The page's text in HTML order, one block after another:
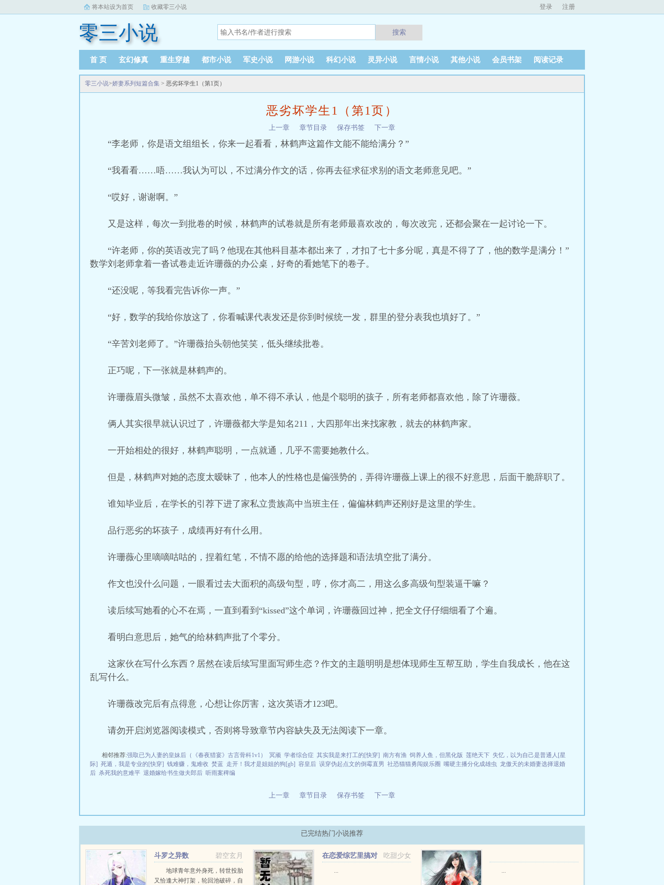
将本站设为首页 收藏零三小说 登录 注册
零三小说 搜索
首 页 玄幻修真 重生穿越 都市小说 军史小说 网游小说 科幻小说 灵异小说 言情小说 其他小说 会员书架 阅读记录
零三小说>娇妻系列短篇合集 > 恶劣坏学生1（第1页）
恶劣坏学生1（第1页）
上一章 章节目录 保存书签 下一章
“李老师，你是语文组组长，你来一起看看，林鹤声这篇作文能不能给满分？”
“我看看……唔……我认为可以，不过满分作文的话，你再去征求征求别的语文老师意见吧。”
“哎好，谢谢啊。”
又是这样，每次一到批卷的时候，林鹤声的试卷就是所有老师最喜欢改的，每次改完，还都会聚在一起讨论一下。
“许老师，你的英语改完了吗？他现在其他科目基本都出来了，才扣了七十多分呢，真是不得了了，他的数学是满分！”
数学刘老师拿着一沓试卷走近许珊薇的办公桌，好奇的看她笔下的卷子。
“还没呢，等我看完告诉你一声。”
“好，数学的我给你放这了，你看喊课代表发还是你到时候统一发，群里的登分表我也填好了。”
“辛苦刘老师了。”许珊薇抬头朝他笑笑，低头继续批卷。
正巧呢，下一张就是林鹤声的。
许珊薇眉头微皱，虽然不太喜欢他，单不得不承认，他是个聪明的孩子，所有老师都喜欢他，除了许珊薇。
俩人其实很早就认识过了，许珊薇都大学是知名211，大四那年出来找家教，就去的林鹤声家。
一开始相处的很好，林鹤声聪明，一点就通，几乎不需要她教什么。
但是，林鹤声对她的态度太暧昧了，他本人的性格也是偏强势的，弄得许珊薇上课上的很不好意思，后面干脆辞职了。
谁知毕业后，在学长的引荐下进了家私立贵族高中当班主任，偏偏林鹤声还刚好是这里的学生。
品行恶劣的坏孩子，成绩再好有什么用。
许珊薇心里嘀嘀咕咕的，捏着红笔，不情不愿的给他的选择题和语法填空批了满分。
作文也没什么问题，一眼看过去大面积的高级句型，哼，你才高二，用这么多高级句型装逼干嘛？
读后续写她看的心不在焉，一直到看到“kissed”这个单词，许珊薇回过神，把全文仔仔细细看了个遍。
看明白意思后，她气的给林鹤声批了个零分。
这家伙在写什么东西？居然在读后续写里面写师生恋？作文的主题明明是想体现师生互帮互助，学生自我成长，他在这
乱写什么。
许珊薇改完后有点得意，心想让你厉害，这次英语才123吧。
请勿开启浏览器阅读模式，否则将导致章节内容缺失及无法阅读下一章。
相邻推荐:强取已为人妻的皇妹后（《春夜猎宴》古言骨科1v1） 冥顽 学者综合症 其实我是来打工的[快穿] 南方有渔 饲养人鱼，但黑化版 莲绝天下 失忆，以为自己是普通人[星
际] 死遁，我是专业的[快穿] 钱难赚，鬼难收 焚蓝 走开！我才是姐姐的狗[gb] 容皇后 误穿伪起点文的倒霉直男 社恐猫猫勇闯娱乐圈 嘴硬主播分化成雄虫 龙傲天的未婚妻选择退婚
后 杀死我的意难平 退婚嫁给书生做夫郎后 听雨案稗编
上一章 章节目录 保存书签 下一章
已完结热门小说推荐
碧空玄月
斗罗之异数
地球青年意外身死，转世投胎
又恰逢大神打架，轮回池破碎，自
吃甜少女
在恋爱综艺里搞对
... ...